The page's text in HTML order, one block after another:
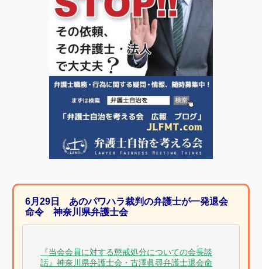
6月29日 あのパワハラ裁判の弁護士が一発退会
命令 神奈川県弁護士会
『当会会員に対する懲戒処分についての会長談
話』神奈川県弁護士会・古澤眞尋弁護士退会命